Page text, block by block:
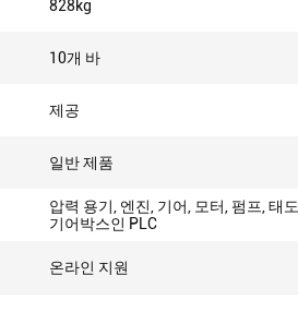
828kg
10개 바
제공
일반 제품
압력 용기, 엔진, 기어, 모터, 펌프, 태도,
기어박스인 PLC
온라인 지원